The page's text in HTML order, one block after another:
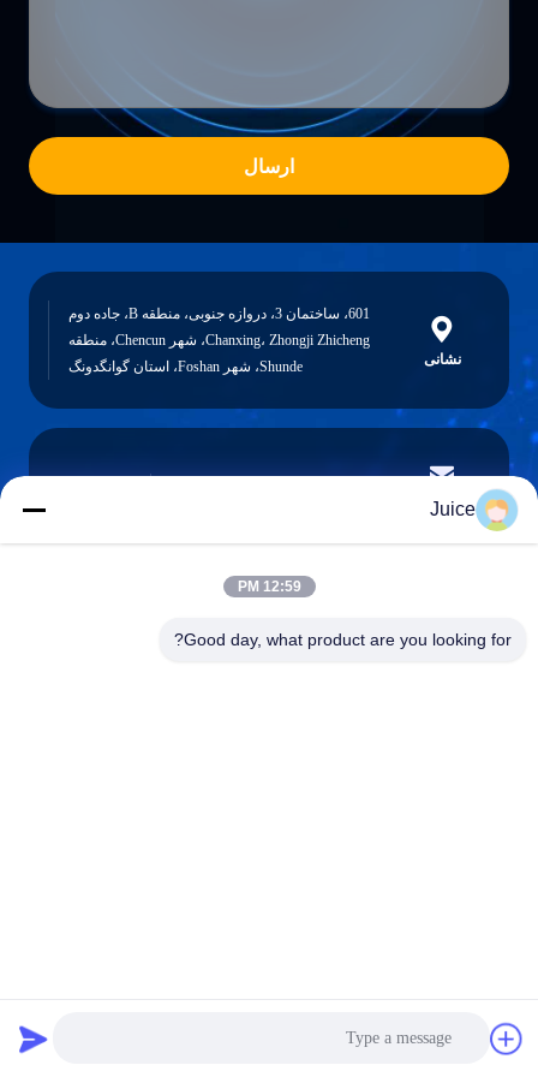
بهترین قیمت را دریافت کنید
ارسال
نشانی
601، ساختمان 3، دروازه جنوبی، منطقه B، جاده دوم
Chanxing، Zhongji Zhicheng، شهر Chencun، منطقه
Shunde، شهر Foshan، استان گوانگدونگ
پست الکترونیک
تلفن
Juice
12:59 PM
Good day, what product are you looking for?